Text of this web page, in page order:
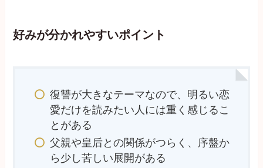
好みが分かれやすいポイント
復讐が大きなテーマなので、明るい恋
愛だけを読みたい人には重く感じるこ
とがある
父親や皇后との関係がつらく、序盤か
ら少し苦しい展開がある